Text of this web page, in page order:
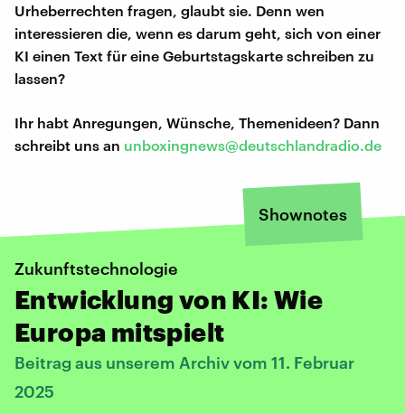
Urheberrechten fragen, glaubt sie. Denn wen
interessieren die, wenn es darum geht, sich von einer
KI einen Text für eine Geburtstagskarte schreiben zu
lassen?
Ihr habt Anregungen, Wünsche, Themenideen? Dann
schreibt uns an unboxingnews@deutschlandradio.de
Shownotes
Zukunftstechnologie
Entwicklung von KI: Wie
Europa mitspielt
Beitrag aus unserem Archiv vom 11. Februar
2025